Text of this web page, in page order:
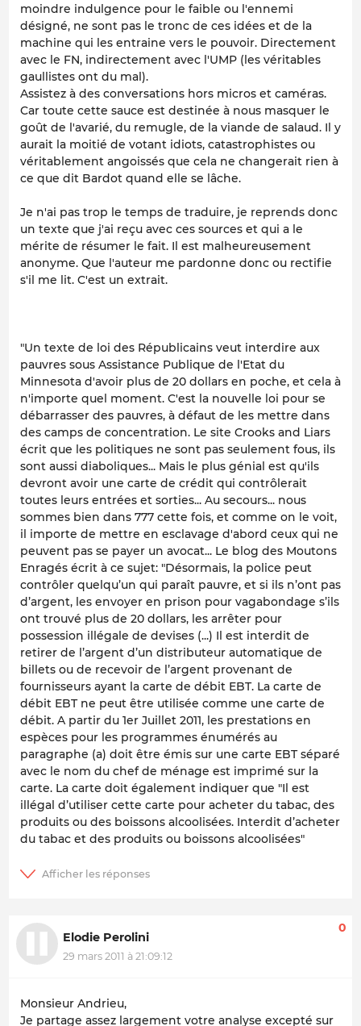
moindre indulgence pour le faible ou l'ennemi
désigné, ne sont pas le tronc de ces idées et de la
machine qui les entraine vers le pouvoir. Directement
avec le FN, indirectement avec l'UMP (les véritables
gaullistes ont du mal).
Assistez à des conversations hors micros et caméras.
Car toute cette sauce est destinée à nous masquer le
goût de l'avarié, du remugle, de la viande de salaud. Il y
aurait la moitié de votant idiots, catastrophistes ou
véritablement angoissés que cela ne changerait rien à
ce que dit Bardot quand elle se lâche.
Je n'ai pas trop le temps de traduire, je reprends donc
un texte que j'ai reçu avec ces sources et qui a le
mérite de résumer le fait. Il est malheureusement
anonyme. Que l'auteur me pardonne donc ou rectifie
s'il me lit. C'est un extrait.
"Un texte de loi des Républicains veut interdire aux
pauvres sous Assistance Publique de l'Etat du
Minnesota d'avoir plus de 20 dollars en poche, et cela à
n'importe quel moment. C'est la nouvelle loi pour se
débarrasser des pauvres, à défaut de les mettre dans
des camps de concentration. Le site Crooks and Liars
écrit que les politiques ne sont pas seulement fous, ils
sont aussi diaboliques... Mais le plus génial est qu'ils
devront avoir une carte de crédit qui contrôlerait
toutes leurs entrées et sorties... Au secours... nous
sommes bien dans 777 cette fois, et comme on le voit,
il importe de mettre en esclavage d'abord ceux qui ne
peuvent pas se payer un avocat... Le blog des Moutons
Enragés écrit à ce sujet: "Désormais, la police peut
contrôler quelqu’un qui paraît pauvre, et si ils n’ont pas
d’argent, les envoyer en prison pour vagabondage s’ils
ont trouvé plus de 20 dollars, les arrêter pour
possession illégale de devises (...) Il est interdit de
retirer de l’argent d’un distributeur automatique de
billets ou de recevoir de l’argent provenant de
fournisseurs ayant la carte de débit EBT. La carte de
débit EBT ne peut être utilisée comme une carte de
débit. A partir du 1er Juillet 2011, les prestations en
espèces pour les programmes énumérés au
paragraphe (a) doit être émis sur une carte EBT séparé
avec le nom du chef de ménage est imprimé sur la
carte. La carte doit également indiquer que "Il est
illégal d’utiliser cette carte pour acheter du tabac, des
produits ou des boissons alcoolisées. Interdit d’acheter
du tabac et des produits ou boissons alcoolisées"
Elodie Perolini
29 mars 2011 à 21:09:12
0
Monsieur Andrieu,
Je partage assez largement votre analyse excepté sur